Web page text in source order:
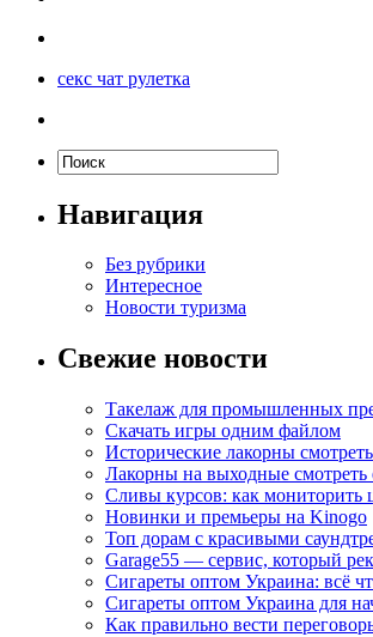
секс чат рулетка
Навигация
Без рубрики
Интересное
Новости туризма
Свежие новости
Такелаж для промышленных
Скачать игры одним файлом
Исторические лакорны
Лакорны на выходные смотреть
Сливы курсов: как мониторить
Новинки и премьеры на Kinogo
Топ дорам с красивыми
Garage55 — сервис, который
Сигареты оптом Украина: всё
Сигареты оптом Украина для
Как правильно вести